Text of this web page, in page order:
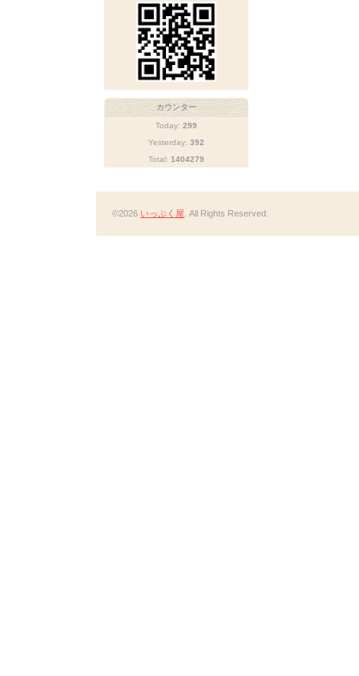
カウンター
Today: 299
Yesterday: 392
Total: 1404279
©2026 いっぷく屋 . All Rights Reserved.